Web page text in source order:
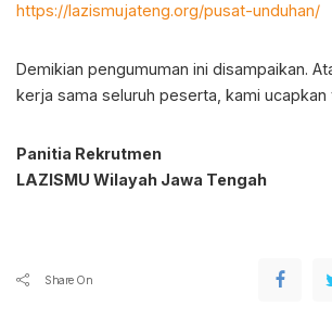
https://lazismujateng.org/pusat-unduhan/
Demikian pengumuman ini disampaikan.
kerja sama seluruh peserta, kami ucapkan
Panitia Rekrutmen
LAZISMU Wilayah Jawa Tengah
Share On